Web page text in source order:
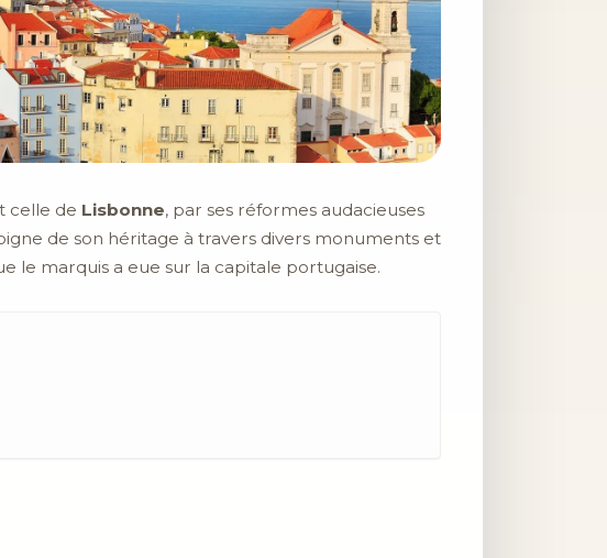
celle de Lisbonne, par ses réformes audacieuses
de son héritage à travers divers monuments et
le marquis a eue sur la capitale portugaise.